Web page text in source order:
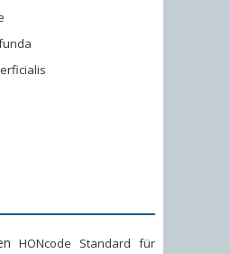
HONcode Standard für